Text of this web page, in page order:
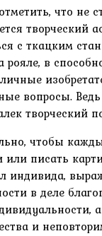
что не
творческий
с ткацким
рояле, в
вопросы.
творческий
чтобы
или писать
индивида,
в деле
и